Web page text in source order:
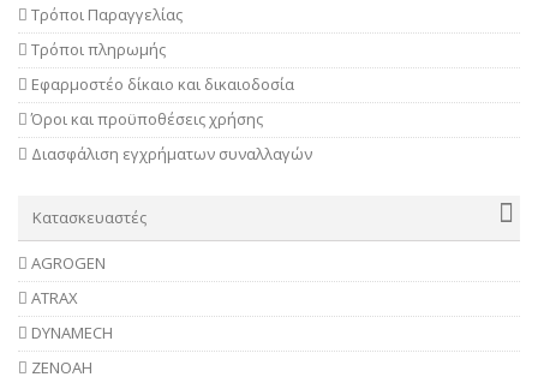
Τρόποι Παραγγελίας
Τρόποι πληρωμής
Εφαρμοστέο δίκαιο και δικαιοδοσία
Όροι και προϋποθέσεις χρήσης
Διασφάλιση εγχρήματων συναλλαγών
Κατασκευαστές
AGROGEN
ATRAX
DYNAMECH
ZENOAH